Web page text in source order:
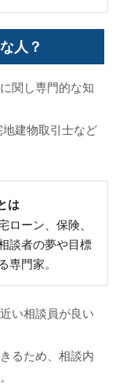
人？
関し専門的な知
建物取引士など
は
ーン、保険、
談者の夢や目標
門家。
い相談員が良い
るため、相談内